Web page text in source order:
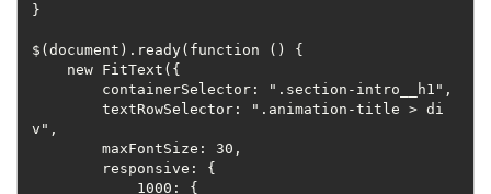
}
$(document).ready(function () {
    new FitText({
        containerSelector: ".section-intro__h1",
v",
        maxFontSize: 30,
        responsive: {
            1000: {